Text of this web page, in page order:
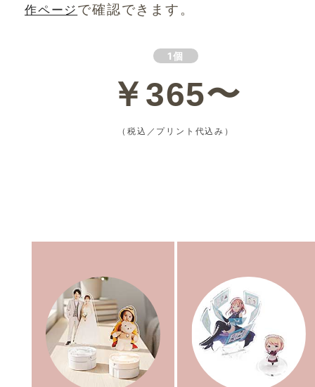
作ページで確認できます。
1個
￥365〜
（税込／プリント代込み）